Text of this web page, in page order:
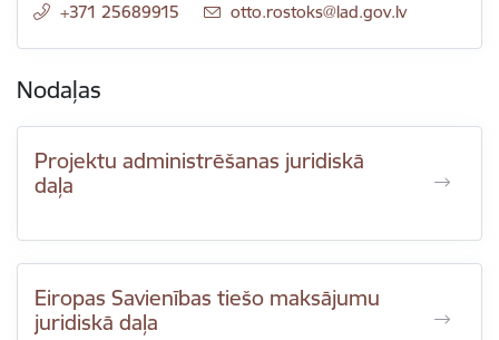
+371 25689915
E-pasts:
otto.rostoks@lad.gov.lv
Nodaļas
Projektu administrēšanas juridiskā
daļa
Eiropas Savienības tiešo maksājumu
juridiskā daļa